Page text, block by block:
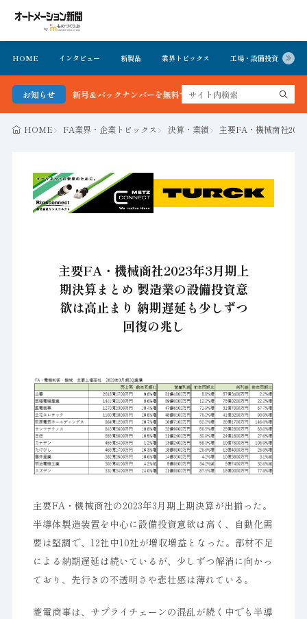
HOME インタビュー 新製品 業界トピックス 工場・設備投資
お知らせ
最新号＆バックナンバーを無料で公開中 詳細はこちら
HOME FA業界・企業トピックス 決算・業績 主要FA・機械商社
主要FA・機械商社2023年3月期上
期決算まとめ 製造業の設備投資意
欲は高止まり 納期遅延も少しずつ
回復の兆し
主要FA・機械商社の2023年3月期上期決算が出揃った。
半導体製造装置を中心に設備投資意欲は高く、自動化需
要は堅調で、12社中10社が増収増益となった。部材不足
による納期遅延は続いているが、少しずつ解消に向かっ
ており、先行きの不透明さや悲壮感は薄れている。
菱電商事は、サプライチェーンの混乱が続く中でも半導